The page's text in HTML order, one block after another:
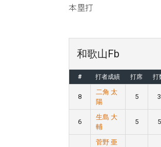
本塁打
和歌山Fb
# 打者成績 打席 打
8
二角 太
陽
5 3
6
生島 大
輔
5 5
菅野 亜